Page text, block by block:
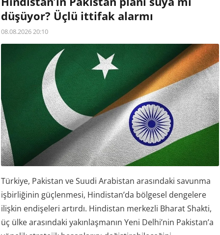
düşüyor? Üçlü ittifak alarmı
08.08.2026 20:10
Türkiye, Pakistan ve Suudi Arabistan arasındaki savunma
işbirliğinin güçlenmesi, Hindistan’da bölgesel dengelere
ilişkin endişeleri artırdı. Hindistan merkezli Bharat Shakti,
üç ülke arasındaki yakınlaşmanın Yeni Delhi’nin Pakistan’a